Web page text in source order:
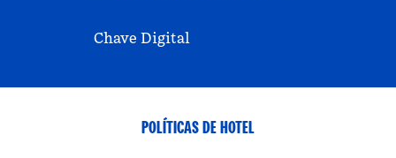
Chave Digital
POLÍTICAS DE HOTEL